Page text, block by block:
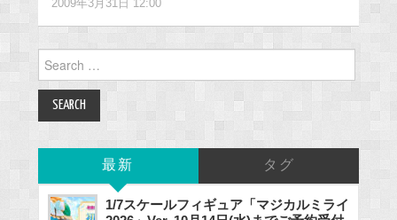
2009年3月31日 12:00
Search
for:
最新 タグ
1/7スケールフィギュア「マジカルミライ